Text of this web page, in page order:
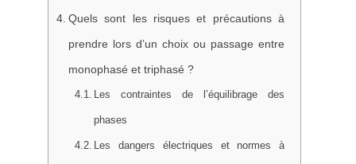
Quels sont les risques et précautions à
prendre lors d’un choix ou passage entre
monophasé et triphasé ?
Les contraintes de l’équilibrage des
phases
Les dangers électriques et normes à